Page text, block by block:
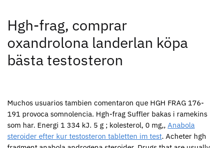
Hgh-frag, comprar
oxandrolona landerlan köpa
bästa testosteron
Muchos usuarios tambien comentaron que HGH FRAG 176-
191 provoca somnolencia. Hgh-frag Suffler bakas i ramekins
som har. Energi 1 334 kJ. 5 g ; kolesterol, 0 mg,, Anabola
steroider efter kur testosteron tabletten im test. Acheter hgh